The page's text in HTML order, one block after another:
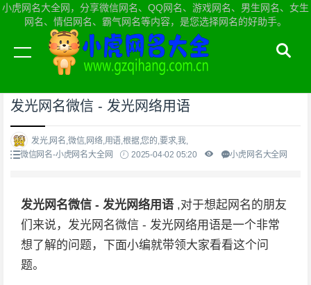
小虎网名大全网，分享微信网名、QQ网名、游戏网名、男生网名、女生
网名、情侣网名、霸气网名等内容，是您选择网名的好助手。
当前位置：小虎网名大全网首页>微信网名
发光网名微信 - 发光网络用语
发光,网名,微信,网络,用语,根据,您的,要求,我,
微信网名-小虎网名大全网
2025-04-02 05:20 小虎网名大全网
发光网名微信 - 发光网络用语 ,对于想起网名的朋友
们来说，发光网名微信 - 发光网络用语是一个非常
想了解的问题，下面小编就带领大家看看这个问
题。